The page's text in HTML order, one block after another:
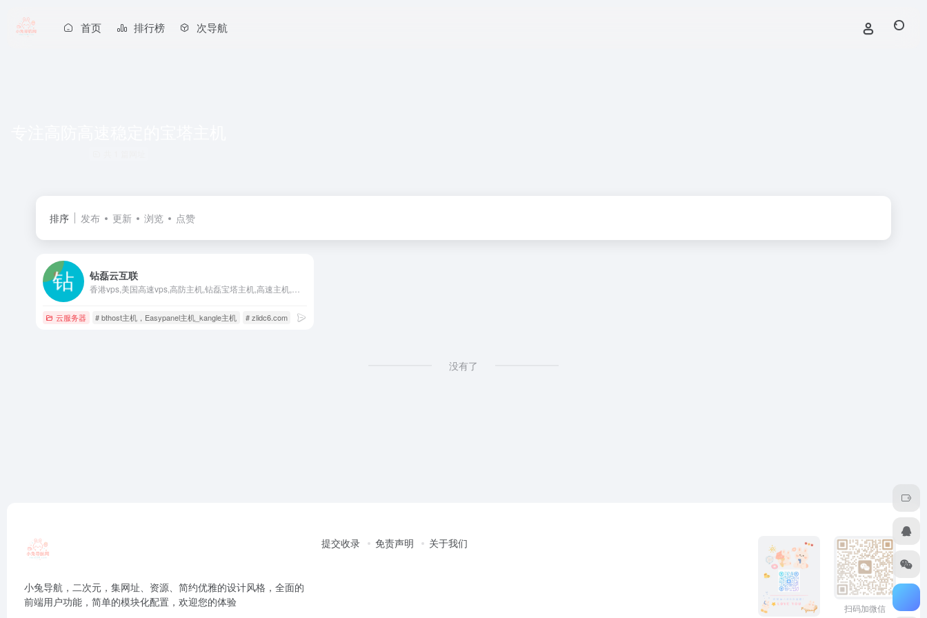
首页 排行榜 次导航
排序 发布 更新 浏览 点赞
钻磊云互联
云服务器 # bthost主机，Easypanel主机_kangle主机 # zlidc6.com # 专注高防高速稳定的宝塔主机
没有了
小兔导航，二次元，集网址、资源、简约优雅的设计风格，全面的
前端用户功能，简单的模块化配置，欢迎您的体验
提交收录 免责声明 关于我们
扫码加微信